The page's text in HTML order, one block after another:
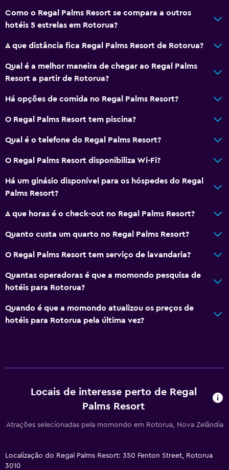
Como o Regal Palms Resort se compara a outros
hotéis 5 estrelas em Rotorua?
A que distância fica Regal Palms Resort de Rotorua?
Qual é a melhor maneira de chegar ao Regal Palms
Resort a partir de Rotorua?
Há opções de comida no Regal Palms Resort?
O Regal Palms Resort tem piscina?
Qual é o telefone do Regal Palms Resort?
O Regal Palms Resort disponibiliza Wi-Fi?
Há um ginásio disponível para os hóspedes do Regal
Palms Resort?
A que horas é o check-out no Regal Palms Resort?
Quanto custa um quarto no Regal Palms Resort?
O Regal Palms Resort tem serviço de lavandaria?
Quantas operadoras é que a momondo pesquisa de
hotéis para Rotorua?
Quando é que a momondo atualizou os preços de
hotéis para Rotorua pela última vez?
Locais de interesse perto de Regal
Palms Resort
Atrações selecionadas pela momondo em Rotorua, Nova Zelândia
Localização do Regal Palms Resort: 350 Fenton Street, Rotorua
3010